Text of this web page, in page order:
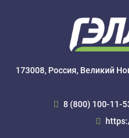
173008, Россия, Великий
8 (800) 100-11-